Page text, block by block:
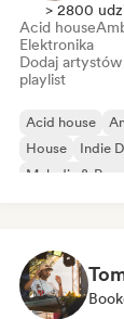
> 2800
Acid house
Elektronika
Dodaj
playlist
Acid house
House
Indie
Melodic &